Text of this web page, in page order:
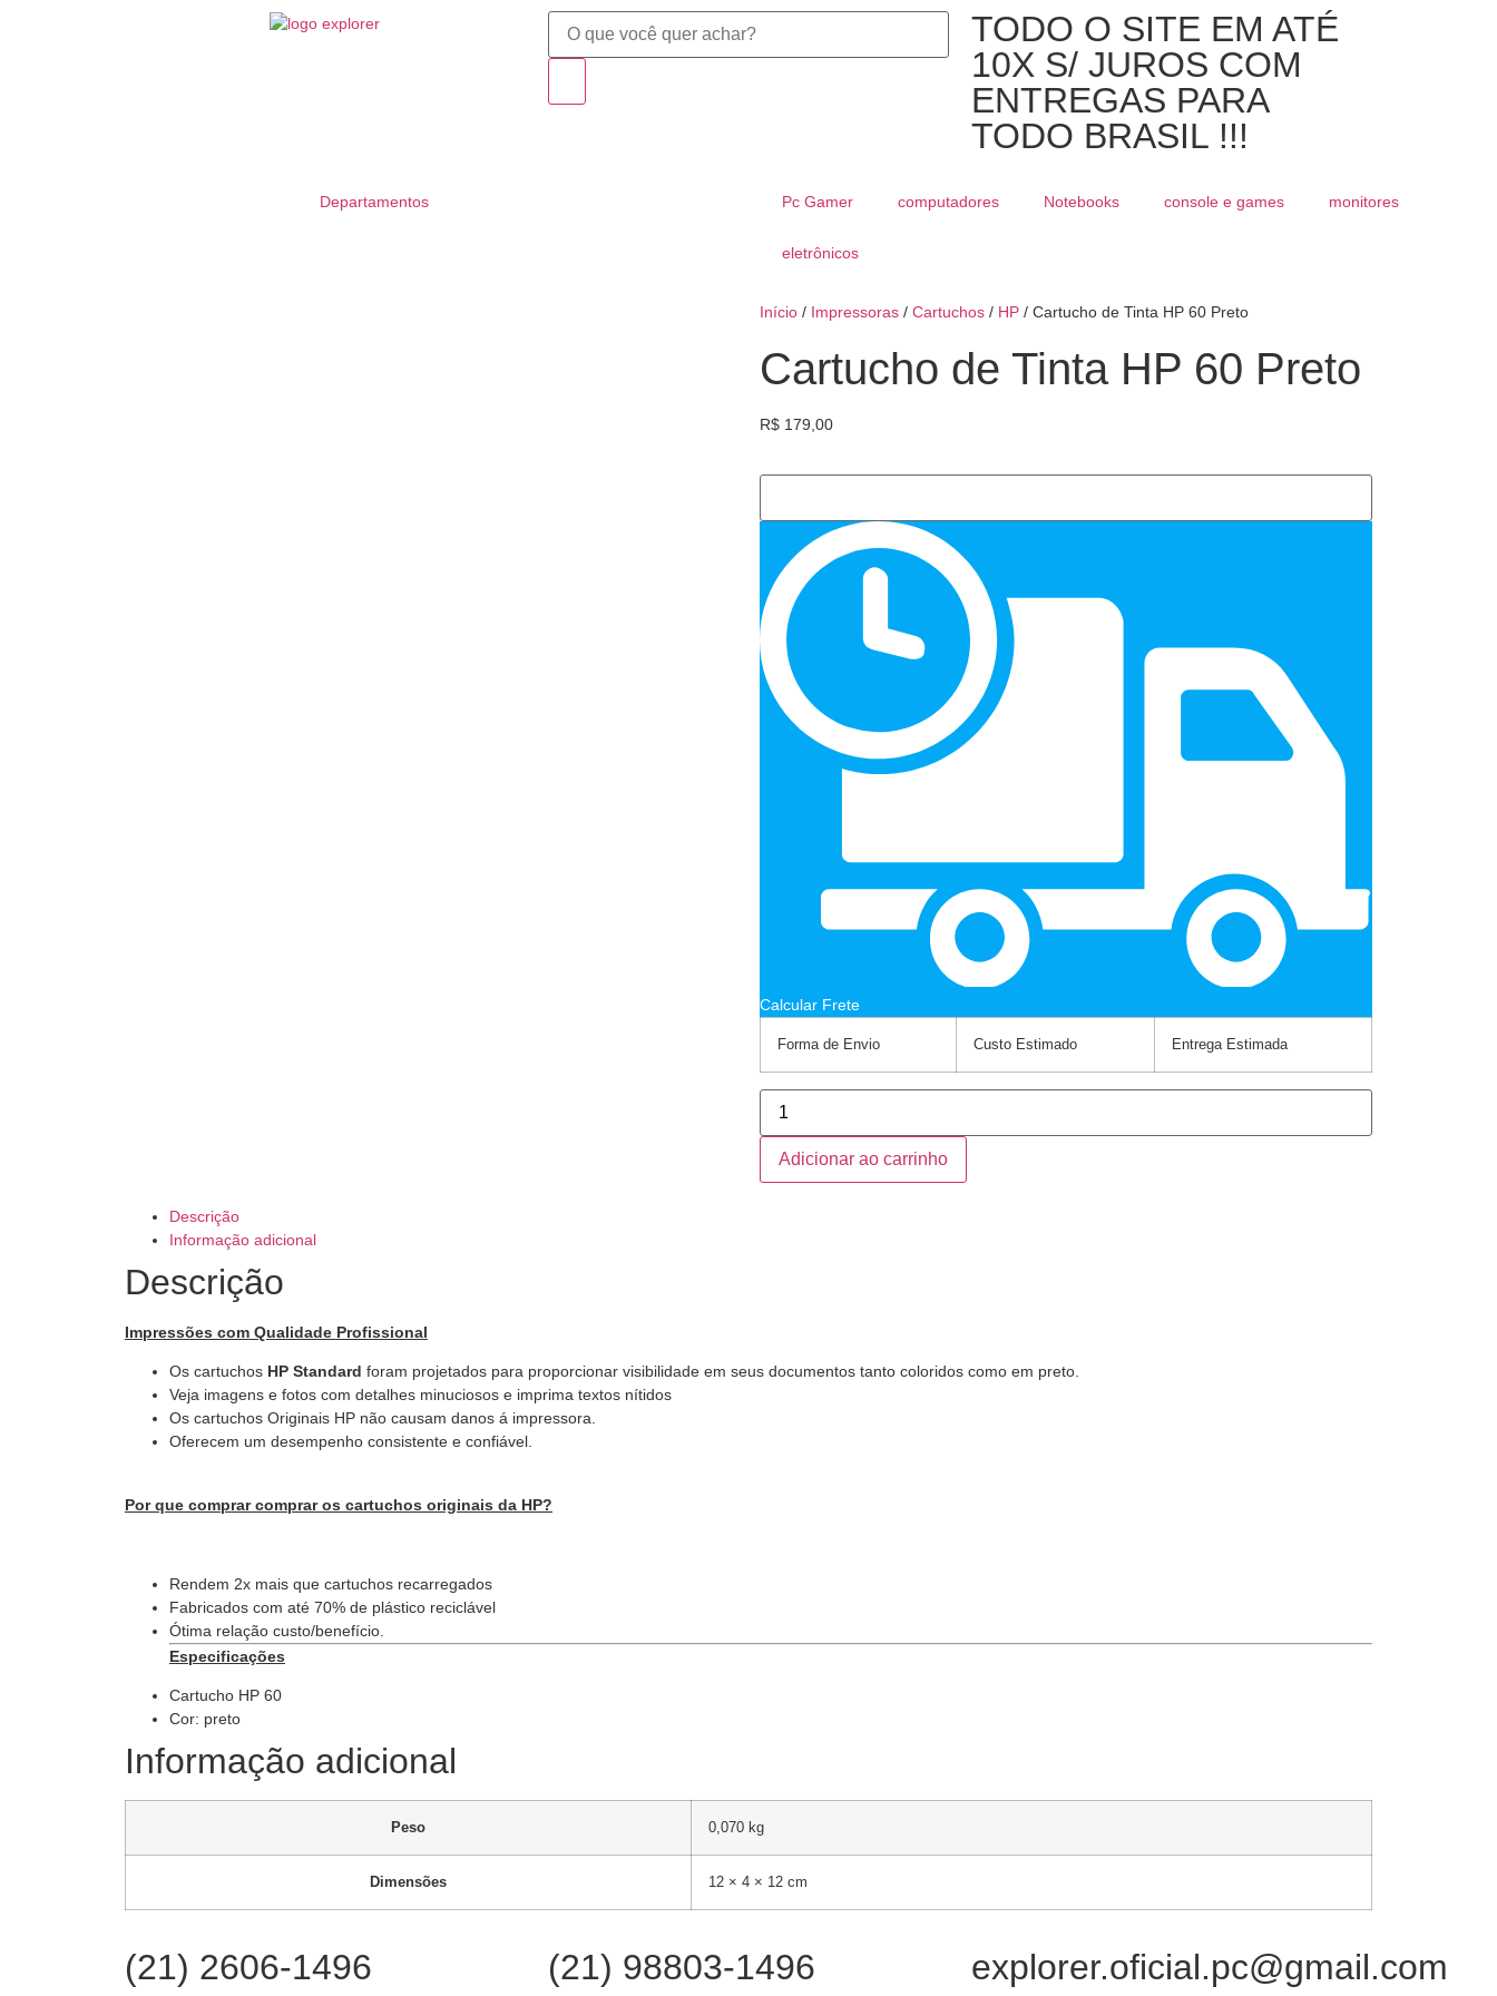
TODO O SITE EM ATÉ
10X S/ JUROS COM
ENTREGAS PARA
TODO BRASIL !!!
Departamentos Pc Gamer computadores Notebooks console e games monitores
eletrônicos
Início / Impressoras / Cartuchos / HP / Cartucho de Tinta HP 60 Preto
Cartucho de Tinta HP 60 Preto
R$ 179,00
Calcular Frete
Forma de Envio Custo Estimado Entrega Estimada
Adicionar ao carrinho
Descrição
Informação adicional
Descrição
Impressões com Qualidade Profissional
Os cartuchos HP Standard foram projetados para proporcionar visibilidade em seus documentos tanto coloridos como em preto.
Veja imagens e fotos com detalhes minuciosos e imprima textos nítidos
Os cartuchos Originais HP não causam danos á impressora.
Oferecem um desempenho consistente e confiável.
Por que comprar comprar os cartuchos originais da HP?
Rendem 2x mais que cartuchos recarregados
Fabricados com até 70% de plástico reciclável
Ótima relação custo/benefício.
Especificações
Cartucho HP 60
Cor: preto
Informação adicional
Peso 0,070 kg
Dimensões 12 × 4 × 12 cm
(21) 2606-1496 (21) 98803-1496 explorer.oficial.pc@gmail.com